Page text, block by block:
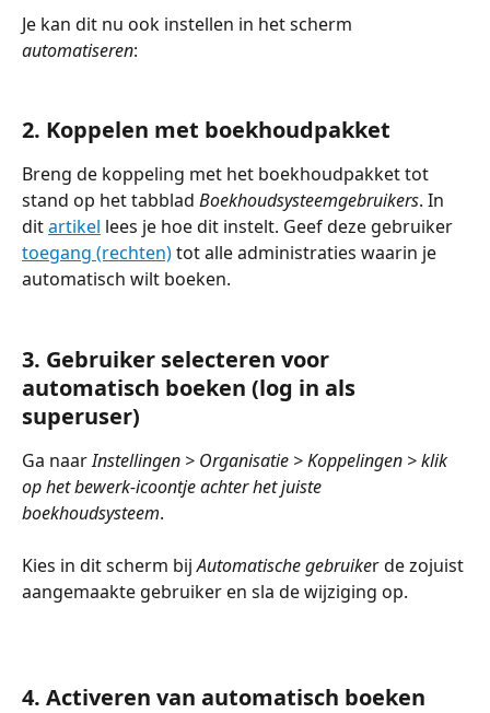
Je kan dit nu ook instellen in het scherm
automatiseren:
2. Koppelen met boekhoudpakket
Breng de koppeling met het boekhoudpakket tot
stand op het tabblad Boekhoudsysteemgebruikers. In
dit artikel lees je hoe dit instelt. Geef deze gebruiker
toegang (rechten) tot alle administraties waarin je
automatisch wilt boeken.
3. Gebruiker selecteren voor
automatisch boeken (log in als
superuser)
Ga naar Instellingen > Organisatie > Koppelingen > klik
op het bewerk-icoontje achter het juiste
boekhoudsysteem.
Kies in dit scherm bij Automatische gebruiker de zojuist
aangemaakte gebruiker en sla de wijziging op.
4. Activeren van automatisch boeken